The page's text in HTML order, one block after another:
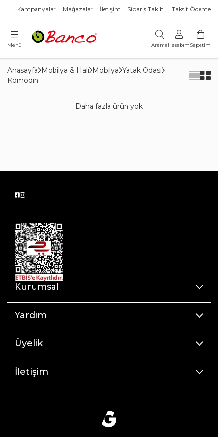
Kampanyalar Mağazalar İletişim Sipariş Takibi Taksit Ödeme
Menü AramaHesabımSepetim
Anasayfa Mobilya & Halı Mobilya Yatak Odası
Komodin
Daha fazla ürün yok
Kurumsal
Yardım
Üyelik
İletişim